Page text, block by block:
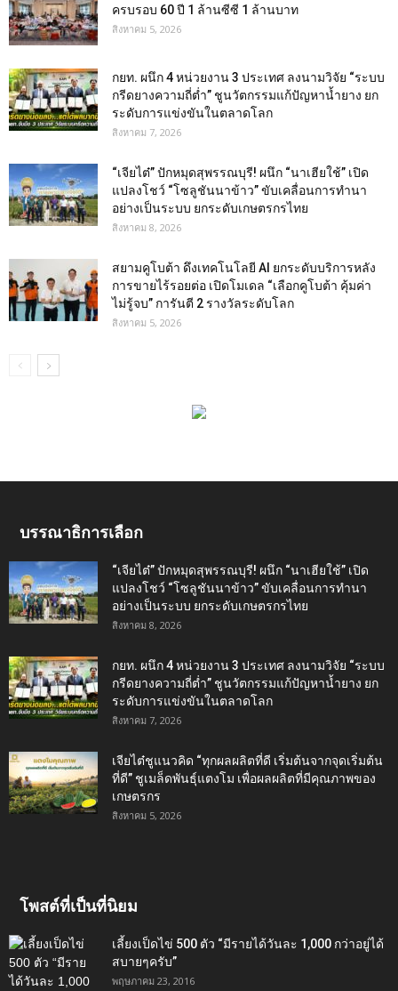
ครบรอบ 60 ปี 1 ล้านซีซี 1 ล้านบาท
สิงหาคม 5, 2026
กยท. ผนึก 4 หน่วยงาน 3 ประเทศ ลงนามวิจัย “ระบบ
กรีดยางความถี่ต่ำ” ชูนวัตกรรมแก้ปัญหาน้ำยาง ยก
ระดับการแข่งขันในตลาดโลก
สิงหาคม 7, 2026
“เจียไต๋” ปักหมุดสุพรรณบุรี! ผนึก “นาเฮียใช้” เปิด
แปลงโชว์ “โซลูชันนาข้าว” ขับเคลื่อนการทำนา
อย่างเป็นระบบ ยกระดับเกษตรกรไทย
สิงหาคม 8, 2026
สยามคูโบต้า ดึงเทคโนโลยี AI ยกระดับบริการหลัง
การขายไร้รอยต่อ เปิดโมเดล “เลือกคูโบต้า คุ้มค่า
ไม่รู้จบ” การันตี 2 รางวัลระดับโลก
สิงหาคม 5, 2026
บรรณาธิการเลือก
“เจียไต๋” ปักหมุดสุพรรณบุรี! ผนึก “นาเฮียใช้” เปิด
แปลงโชว์ “โซลูชันนาข้าว” ขับเคลื่อนการทำนา
อย่างเป็นระบบ ยกระดับเกษตรกรไทย
สิงหาคม 8, 2026
กยท. ผนึก 4 หน่วยงาน 3 ประเทศ ลงนามวิจัย “ระบบ
กรีดยางความถี่ต่ำ” ชูนวัตกรรมแก้ปัญหาน้ำยาง ยก
ระดับการแข่งขันในตลาดโลก
สิงหาคม 7, 2026
เจียไต๋ชูแนวคิด “ทุกผลผลิตที่ดี เริ่มต้นจากจุดเริ่มต้น
ที่ดี” ชูเมล็ดพันธุ์แตงโม เพื่อผลผลิตที่มีคุณภาพของ
เกษตรกร
สิงหาคม 5, 2026
โพสต์ที่เป็นที่นิยม
เลี้ยงเป็ดไข่ 500 ตัว “มีรายได้วันละ 1,000 กว่าอยู่ได้
สบายๆครับ”
พฤษภาคม 23, 2016